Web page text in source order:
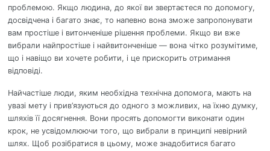
проблемою. Якщо людина, до якої ви звертаєтеся по допомогу,
досвідчена і багато знає, то напевно вона зможе запропонувати
вам простіше і витонченіше рішення проблеми. Якщо ви вже
вибрали найпростіше і найвитонченіше — вона чітко розумітиме,
що і навіщо ви хочете робити, і це прискорить отримання
відповіді.
Найчастіше люди, яким необхідна технічна допомога, мають на
увазі мету і прив’язуються до одного з можливих, на їхню думку,
шляхів її досягнення. Вони просять допомогти виконати один
крок, не усвідомлюючи того, що вибрали в принципі невірний
шлях. Щоб розібратися в цьому, може знадобитися багато